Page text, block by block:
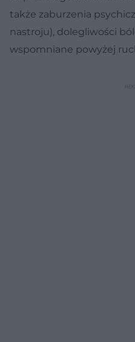
także zaburzenia
nastroju), dolegliwości
wspomniane powyżej